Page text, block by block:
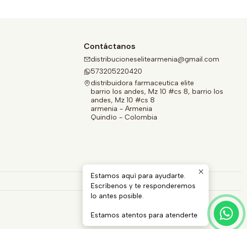
Contáctanos
distribucioneselitearmenia@gmail.com
573205220420
distribuidora farmaceutica elite
barrio los andes, Mz 10 #cs 8, barrio los
andes, Mz 10 #cs 8
armenia - Armenia
Quindío - Colombia
Estamos aquí para ayudarte.
Escríbenos y te responderemos
lo antes posible.
Estamos atentos para atenderte